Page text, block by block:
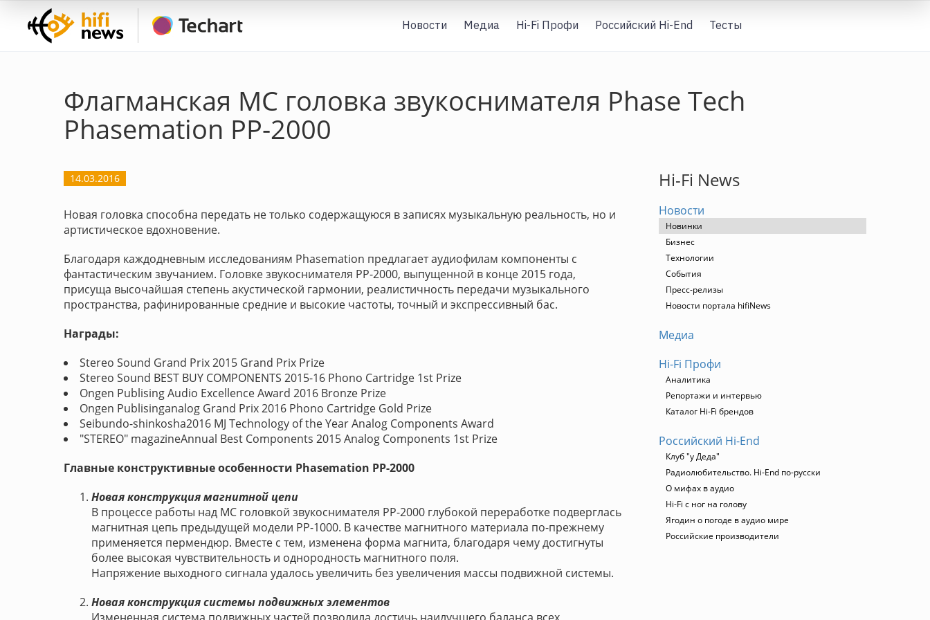
Новости Медиа Hi-Fi Профи Российский Hi-End Тесты
Флагманская MC головка звукоснимателя Phase Tech
Phasemation PP-2000
14.03.2016
Новая головка способна передать не только содержащуюся в записях музыкальную реальность, но и
артистическое вдохновение.
Благодаря каждодневным исследованиям Phasemation предлагает аудиофилам компоненты с
фантастическим звучанием. Головке звукоснимателя PP-2000, выпущенной в конце 2015 года,
присуща высочайшая степень акустической гармонии, реалистичность передачи музыкального
пространства, рафинированные средние и высокие частоты, точный и экспрессивный бас.
Награды:
Stereo Sound Grand Prix 2015 Grand Prix Prize
Stereo Sound BEST BUY COMPONENTS 2015-16 Phono Cartridge 1st Prize
Ongen Publising Audio Excellence Award 2016 Bronze Prize
Ongen Publisinganalog Grand Prix 2016 Phono Cartridge Gold Prize
Seibundo-shinkosha2016 MJ Technology of the Year Analog Components Award
"STEREO" magazineAnnual Best Components 2015 Analog Components 1st Prize
Главные конструктивные особенности Phasemation PP-2000
Новая конструкция магнитной цепи
В процессе работы над МС головкой звукоснимателя PP-2000 глубокой переработке подверглась
магнитная цепь предыдущей модели PP-1000. В качестве магнитного материала по-прежнему
применяется пермендюр. Вместе с тем, изменена форма магнита, благодаря чему достигнуты
более высокая чувствительность и однородность магнитного поля.
Напряжение выходного сигнала удалось увеличить без увеличения массы подвижной системы.
Новая конструкция системы подвижных элементов
Hi-Fi News
Новости
Новинки
Бизнес
Технологии
События
Пресс-релизы
Новости портала hifiNews
Медиа
Hi-Fi Профи
Аналитика
Репортажи и интервью
Каталог Hi-Fi брендов
Российский Hi-End
Клуб "у Деда"
Радиолюбительство. Hi-End по-русски
О мифах в аудио
Hi-Fi с ног на голову
Ягодин о погоде в аудио мире
Российские производители